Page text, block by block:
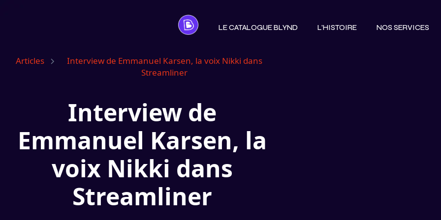
LE CATALOGUE BLYND
L'HISTOIRE
NOS SERVICES
Articles
Interview de Emmanuel Karsen, la voix Nikki dans
Streamliner
Interview de
Emmanuel Karsen, la
voix Nikki dans
Streamliner